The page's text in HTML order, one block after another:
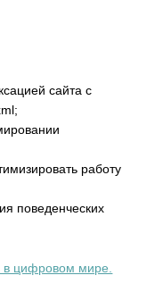
сайта с
работу
поведенческих
цифровом мире.